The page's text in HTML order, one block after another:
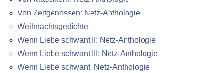
Von Zeitgenossen: Netz-Anthologie
Weihnachtsgedichte
Wenn Liebe schwant II: Netz-Anthologie
Wenn Liebe schwant III: Netz-Anthologie
Wenn Liebe schwant: Netz-Anthologie